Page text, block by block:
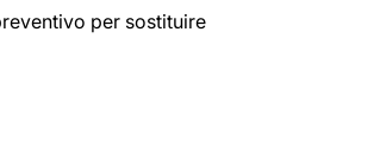
per sostituire